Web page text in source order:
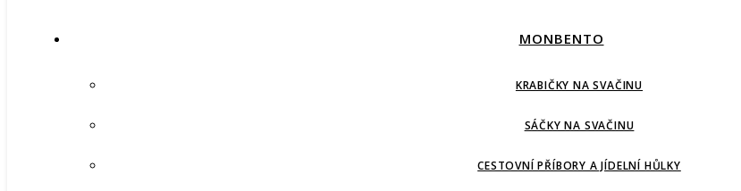
MONBENTO
KRABIČKY NA SVAČINU
SÁČKY NA SVAČINU
CESTOVNÍ PŘÍBORY A JÍDELNÍ HŮLKY